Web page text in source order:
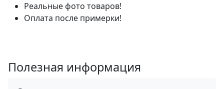
Реальные фото товаров!
Оплата после примерки!
Полезная информация